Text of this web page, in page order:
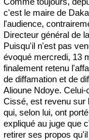
c'est le maire de
l'audience,
Directeur général de
Puisqu'il n'est pas
évoqué mercredi, 13
finalement retenu
de diffamation et de
Alioune Ndoye.
Cissé, est revenu sur
qui, selon lui, ont
expliqué au juge que
retirer ses propos